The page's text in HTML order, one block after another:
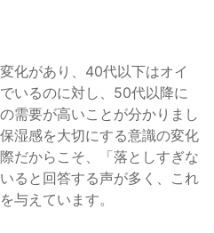
化があり、40代以下はオイ
いるのに対し、50代以降に
需要が高いことが分かりまし
湿感を大切にする意識の変化
だからこそ、「落としすぎな
ると回答する声が多く、これ
与えています。